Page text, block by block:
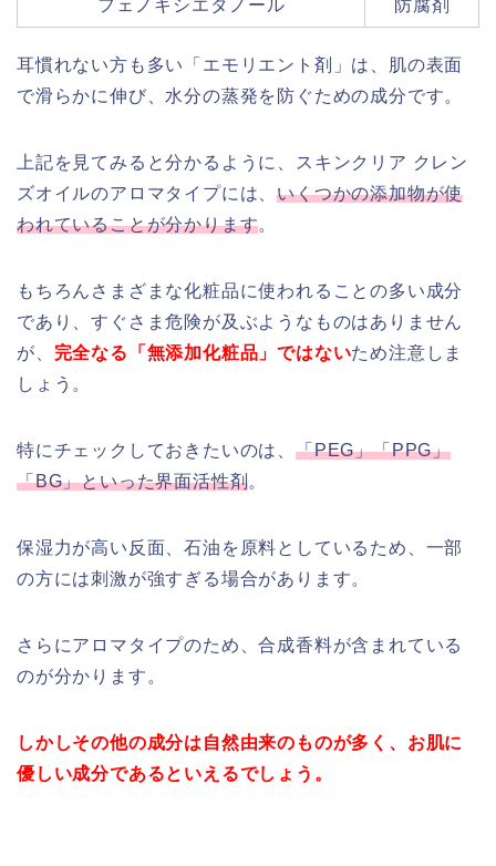
フェノキシエタノール 防腐剤
耳慣れない方も多い「エモリエント剤」は、肌の表面
で滑らかに伸び、水分の蒸発を防ぐための成分です。
上記を見てみると分かるように、スキンクリア クレン
ズオイルのアロマタイプには、いくつかの添加物が使
われていることが分かります。
もちろんさまざまな化粧品に使われることの多い成分
であり、すぐさま危険が及ぶようなものはありません
が、 完全なる「無添加化粧品」ではないため注意しま
しょう。
特にチェックしておきたいのは、「PEG」「PPG」
「BG」といった界面活性剤。
保湿力が高い反面、石油を原料としているため、一部
の方には刺激が強すぎる場合があります。
さらにアロマタイプのため、合成香料が含まれている
のが分かります。
しかしその他の成分は自然由来のものが多く、お肌に
優しい成分であるといえるでしょう。